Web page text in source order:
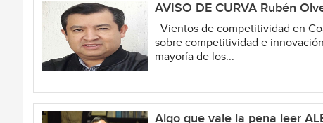
AVISO DE CURVA Rubén
Vientos de competitividad en
sobre competitividad e
mayoría de los...
Algo que vale la pena leer